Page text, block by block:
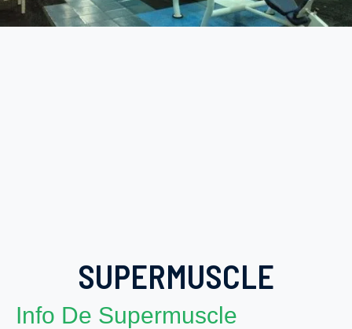
SUPERMUSCLE
Info De Supermuscle